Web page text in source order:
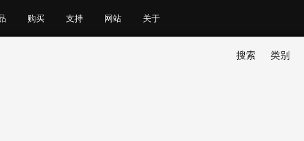
购买 支持 网站 关于
搜索 类别